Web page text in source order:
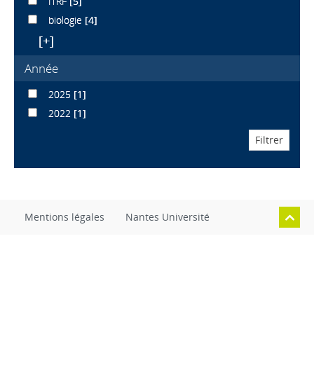
biologie [4]
[+]
Année
2025 [1]
2022 [1]
Mentions légales Nantes Université